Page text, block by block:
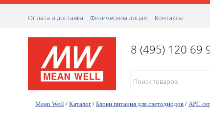
Оплата и доставка Физическим лицам Контакты
8 (495) 120 69
Mean Well / Каталог / Блоки питания для светодиодов / APC